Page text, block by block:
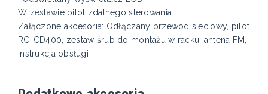
W zestawie pilot zdalnego sterowania
Załączone akcesoria: Odłączany przewód sieciowy, pilot
RC-CD400, zestaw śrub do montażu w racku, antena FM,
instrukcja obsługi